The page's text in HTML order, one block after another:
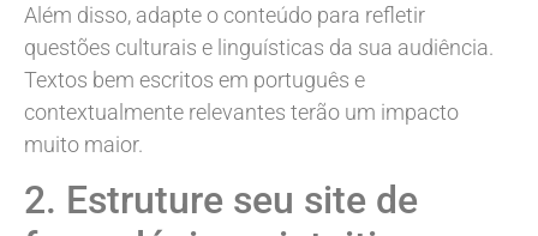
Além disso, adapte o conteúdo para refletir
questões culturais e linguísticas da sua audiência.
Textos bem escritos em português e
contextualmente relevantes terão um impacto
muito maior.
2. Estruture seu site de